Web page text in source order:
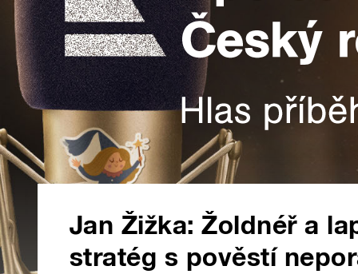
Jan Žižka: Žoldnéř a
stratég s pověstí